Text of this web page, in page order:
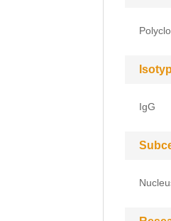
IgG